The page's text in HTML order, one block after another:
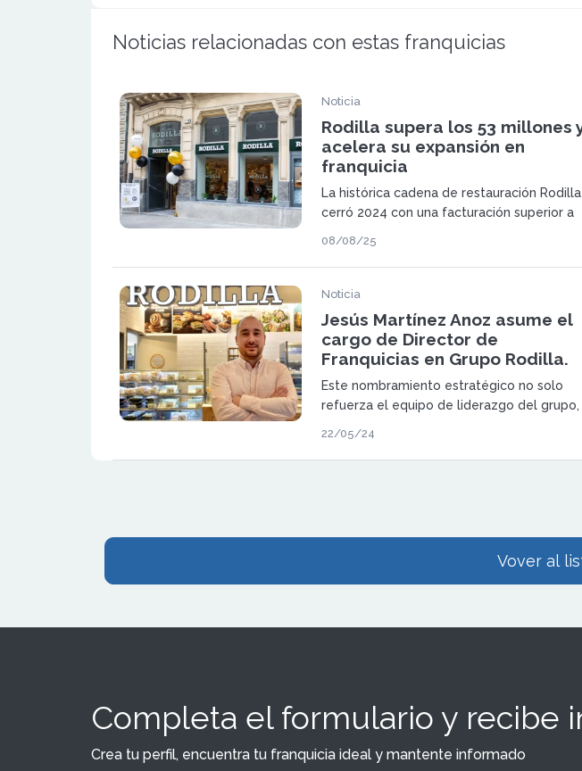
Noticias relacionadas con estas franquicias
Noticia
Rodilla supera los 53 millones
acelera su expansión en
franquicia
La histórica cadena de restauración Rodilla
cerró 2024 con una facturación superior a
recuperación y reforzando su estrategia de
expansión mediante franquicias.
08/08/25
Noticia
Jesús Martínez Anoz asume el
cargo de Director de
Franquicias en Grupo Rodilla.
Este nombramiento estratégico no solo
refuerza el equipo de liderazgo del grupo,
después en la estrategia de expansión y
crecimiento de esta franquicia de éxito.
22/05/24
Vover al
Completa el formulario y recibe
Crea tu perfil, encuentra tu franquicia ideal y mantente informado